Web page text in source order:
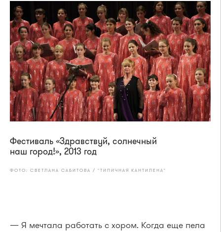
Фестиваль «Здравствуй, солнечный
наш город!», 2013 год
ФОТО: СВЕТЛАНА САБИТОВА / "ТИПИЧНАЯ КАНТИЛЕНА"
— Я мечтала работать с хором. Когда еще пела